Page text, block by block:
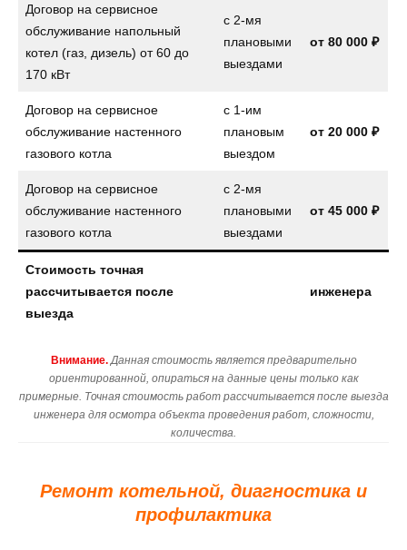
Договор на сервисное
обслуживание напольный
котел (газ, дизель) от 60 до
170 кВт
с 2-мя
плановыми
выездами
от 80 000 ₽
Договор на сервисное
обслуживание настенного
газового котла
с 1-им
плановым
выездом
от 20 000 ₽
Договор на сервисное
обслуживание настенного
газового котла
с 2-мя
плановыми
выездами
от 45 000 ₽
Стоимость точная
рассчитывается после
выезда
инженера
Внимание. Данная стоимость является предварительно
ориентированной, опираться на данные цены только как
примерные. Точная стоимость работ рассчитывается после выезда
инженера для осмотра объекта проведения работ, сложности,
количества.
Ремонт котельной, диагностика и
профилактика